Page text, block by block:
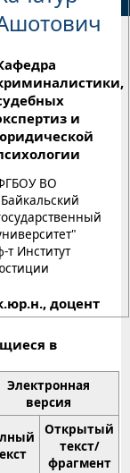
и
ВО
т Институт
доцент
в
Электронная
версия
Открытый
текст/
фрагмент